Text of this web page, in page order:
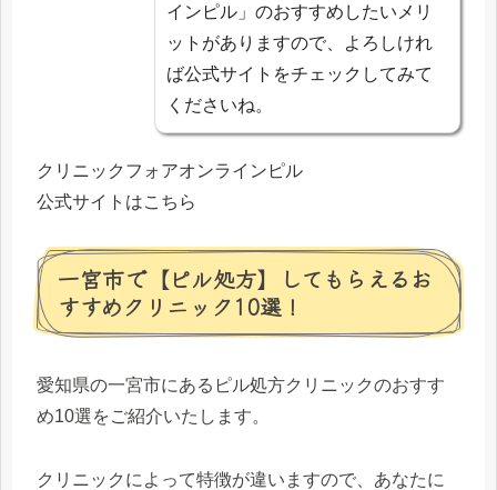
インピル」のおすすめしたいメリ
ットがありますので、よろしけれ
ば公式サイトをチェックしてみて
くださいね。
クリニックフォアオンラインピル
公式サイトはこちら
一宮市で【ピル処方】してもらえるお
すすめクリニック10選！
愛知県の一宮市にあるピル処方クリニックのおすす
め10選をご紹介いたします。
クリニックによって特徴が違いますので、あなたに